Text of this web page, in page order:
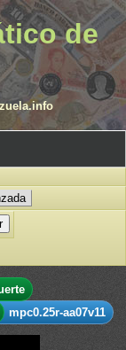
de
mpc0.25r-aa07v11